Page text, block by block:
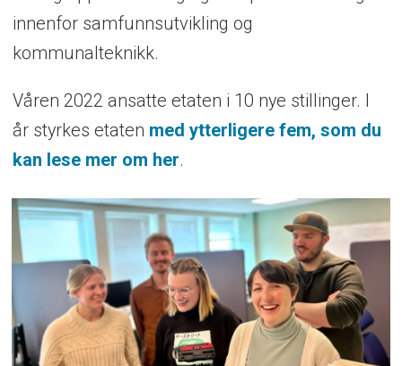
innenfor samfunnsutvikling og
kommunalteknikk.
Våren 2022 ansatte etaten i 10 nye stillinger. I
år styrkes etaten med ytterligere fem, som du
kan lese mer om her.